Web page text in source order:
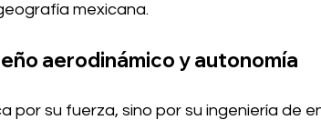
mexicana.
aerodinámico y autonomía
por su fuerza, sino por su ingeniería de